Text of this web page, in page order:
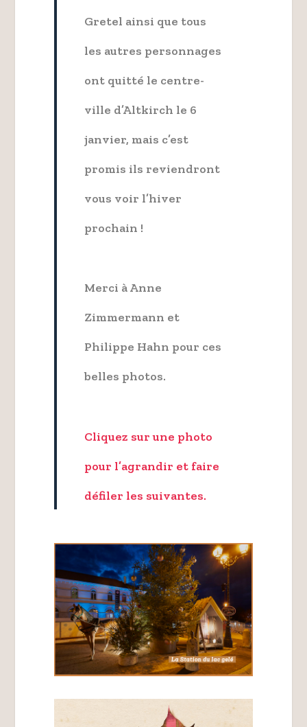
Gretel ainsi que tous
les autres personnages
ont quitté le centre-
ville d’Altkirch le 6
janvier, mais c’est
promis ils reviendront
vous voir l’hiver
prochain !
Merci à Anne
Zimmermann et
Philippe Hahn pour ces
belles photos.
Cliquez sur une photo
pour l’agrandir et faire
défiler les suivantes.